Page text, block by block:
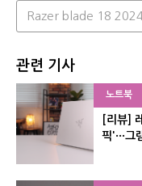
Razer blade 18
관련 기사
노트북
[리뷰]
픽'···